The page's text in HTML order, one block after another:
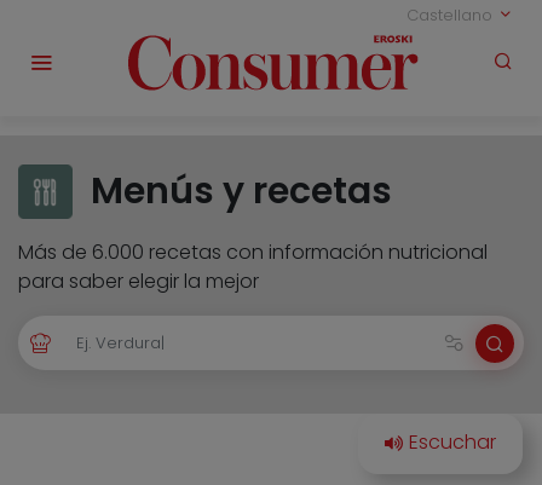
Castellano
Menús y recetas
Más de 6.000 recetas con información nutricional
para saber elegir la mejor